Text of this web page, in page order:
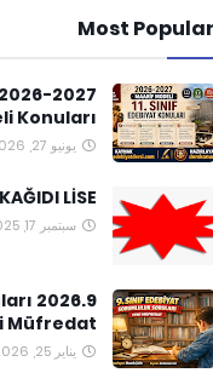
Most
Konuları
يونيو 27, 2026
LİSE
سبتمبر 17, 2025
2026
Müfredat
يناير 25, 2026